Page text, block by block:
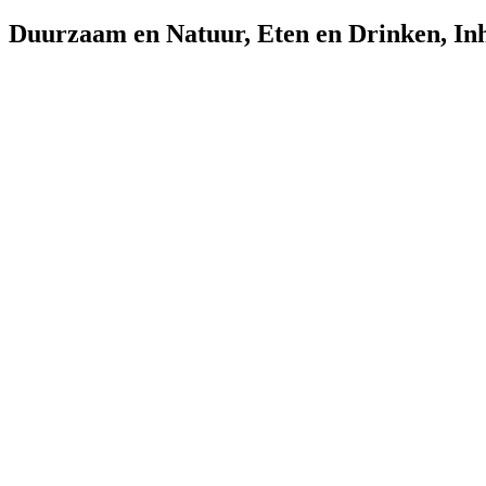
Duurzaam en Natuur, Eten en Drinken,